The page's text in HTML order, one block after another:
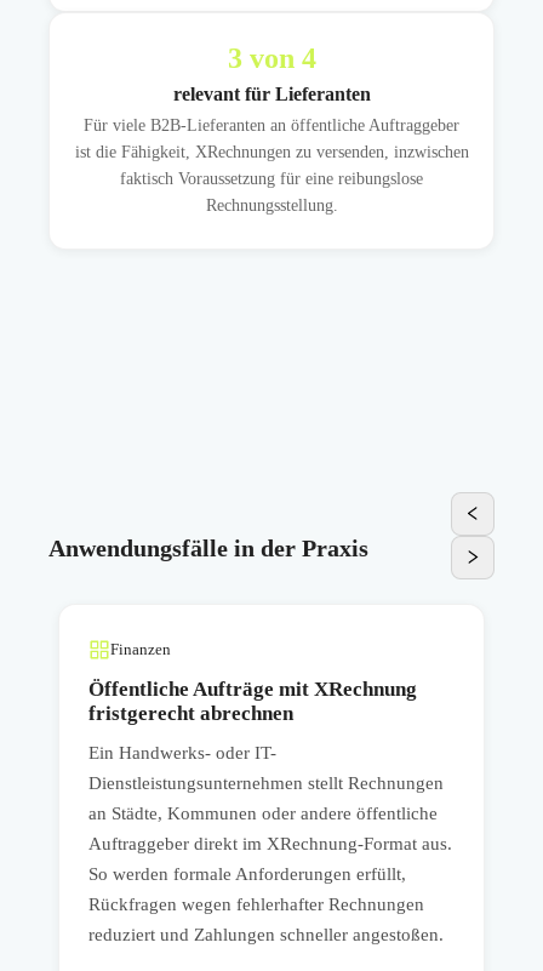
3von 4
relevant für Lieferanten
Für viele B2B-Lieferanten an öffentliche Auftraggeber
ist die Fähigkeit, XRechnungen zu versenden, inzwischen
faktisch Voraussetzung für eine reibungslose
Rechnungsstellung.
Anwendungsfälle in der Praxis
Finanzen
Öffentliche Aufträge mit XRechnung
fristgerecht abrechnen
Ein Handwerks- oder IT-
Dienstleistungsunternehmen stellt Rechnungen
an Städte, Kommunen oder andere öffentliche
Auftraggeber direkt im XRechnung-Format aus.
So werden formale Anforderungen erfüllt,
Rückfragen wegen fehlerhafter Rechnungen
reduziert und Zahlungen schneller angestoßen.